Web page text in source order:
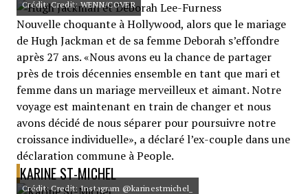
Crédit: Credit: WENN/COVER
Nouvelle choquante à Hollywood, alors que le mariage
de Hugh Jackman et de sa femme Deborah s’effondre
après 27 ans. «Nous avons eu la chance de partager
près de trois décennies ensemble en tant que mari et
femme dans un mariage merveilleux et aimant. Notre
voyage est maintenant en train de changer et nous
avons décidé de nous séparer pour poursuivre notre
croissance individuelle», a déclaré l’ex-couple dans une
déclaration commune à People.
KARINE ST-MICHEL
Crédit: Credit: Instagram @karinestmichel_